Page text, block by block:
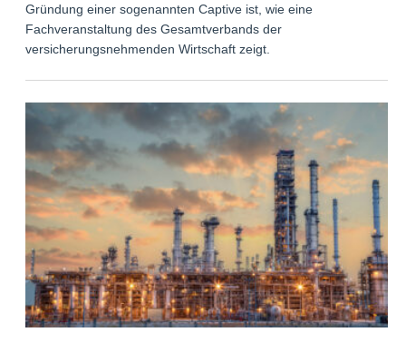
Gründung einer sogenannten Captive ist, wie eine
Fachveranstaltung des Gesamtverbands der
versicherungsnehmenden Wirtschaft zeigt.